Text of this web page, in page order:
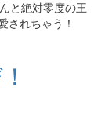
と絶対零度の王
されちゃう！